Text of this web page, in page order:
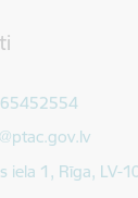
iela 1, Rīga, LV-